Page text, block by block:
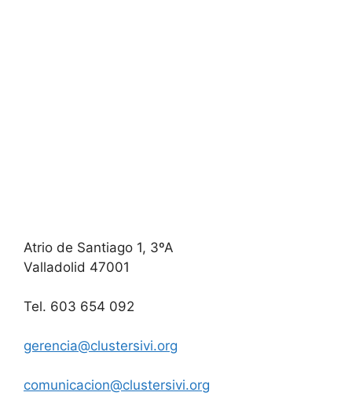
Atrio de Santiago 1, 3ºA
Valladolid 47001
Tel. 603 654 092
gerencia@clustersivi.org
comunicacion@clustersivi.org